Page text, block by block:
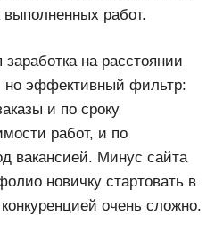
выполненных работ.
на расстоянии
но эффективный фильтр:
и по сроку
работ, и по
вакансией. Минус сайта
новичку стартовать в
очень сложно.